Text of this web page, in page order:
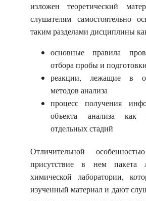
изложен теоретический
слушателям самостоятельно
таким разделами дисциплины
основные правила
отбора пробы и
реакции, лежащие в
методов анализа
процесс получения
объекта анализа как
отдельных стадий
Отличительной
присутствие в нем пакета
химической лаборатории,
изученный материал и дают